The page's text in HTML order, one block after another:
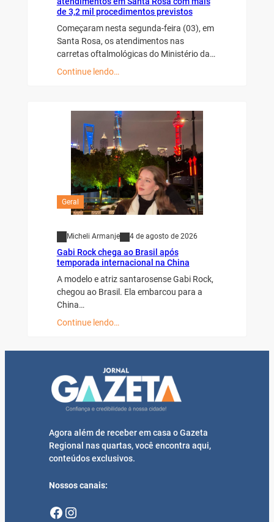
de 3,2 mil procedimentos previstos
Começaram nesta segunda-feira (03), em
Santa Rosa, os atendimentos nas
carretas oftalmológicas do Ministério da…
Continue lendo…
Geral
Micheli Armanje 4 de agosto de 2026
Gabi Rock chega ao Brasil após
temporada internacional na China
A modelo e atriz santarosense Gabi Rock,
chegou ao Brasil. Ela embarcou para a
China…
Continue lendo…
Agora além de receber em casa o Gazeta
Regional nas quartas, você encontra aqui,
conteúdos exclusivos.
Nossos canais:
Facebook Instagram